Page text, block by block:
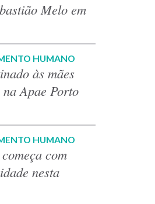
Melo em
HUMANO
às mães
Apae Porto
HUMANO
com
nesta